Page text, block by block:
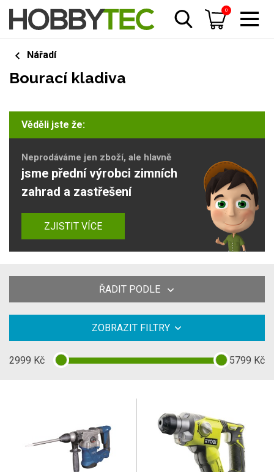
0
Nářadí
Bourací kladiva
Věděli jste že:
Neprodáváme jen zboží, ale hlavně
jsme přední výrobci zimních
zahrad a zastřešení
ZJISTIT VÍCE
ŘADIT PODLE
ZOBRAZIT FILTRY
2999 Kč 5799 Kč